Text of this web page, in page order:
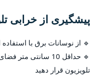
پیشگیری از خرابی
🔹 از نوسانات برق با
🔹 حداقل 10 سانتی
تلویزیون قرار دهید